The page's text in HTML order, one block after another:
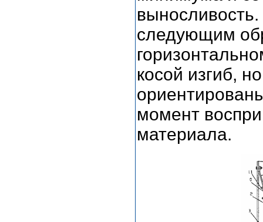
следующим
косой изгиб,
момент
материала.